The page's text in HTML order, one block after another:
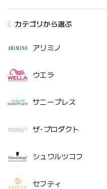
カテゴリから選ぶ
アリミノ
ウエラ
サニープレス
ザ･プロダクト
シュワルツコフ
セフティ